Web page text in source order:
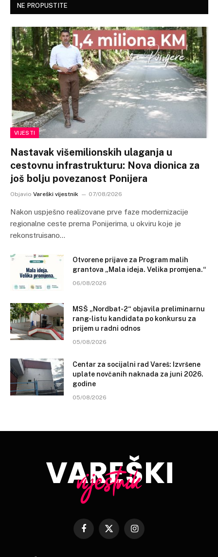
NE PROPUSTITE
VIJESTI
Nastavak višemilionskih ulaganja u
cestovnu infrastrukturu: Nova dionica za
još bolju povezanost Ponijera
Objavio Vareški vijestnik 07/08/2026
Nakon uspješno realizovane prve faze modernizacije
regionalne ceste prema Ponijerima, u okviru koje je
rekonstruisano…
Otvorene prijave za Program malih
grantova „Mala ideja. Velika promjena.“
06/08/2026
MSŠ „Nordbat-2“ objavila preliminarnu
rang-listu kandidata po konkursu za
prijem u radni odnos
05/08/2026
Centar za socijalni rad Vareš: Izvršene
uplate novčanih naknada za juni 2026.
godine
05/08/2026
Facebook
X
Instagram